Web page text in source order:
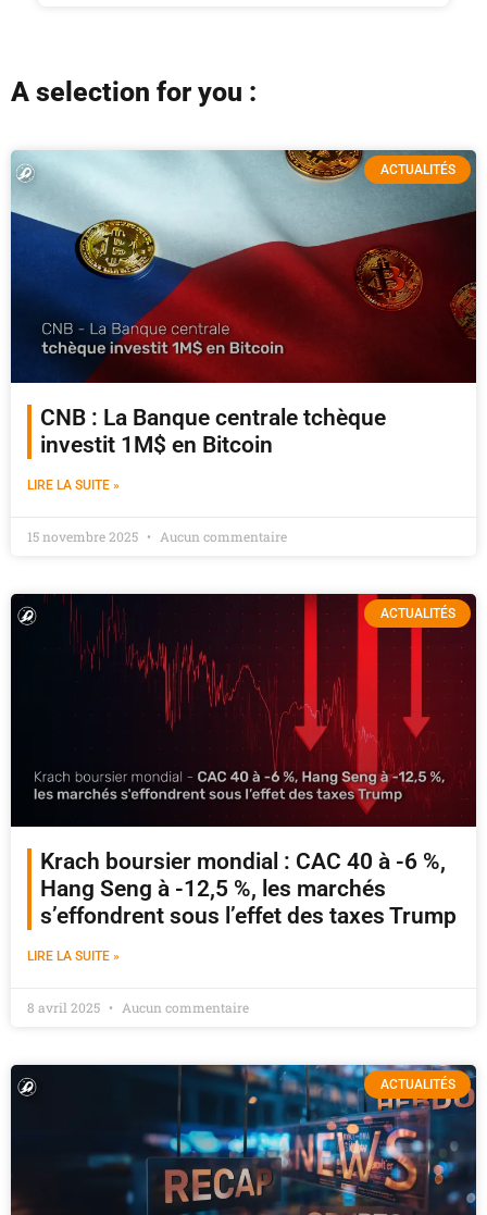
A selection for you :
ACTUALITÉS
CNB : La Banque centrale tchèque
investit 1M$ en Bitcoin
LIRE LA SUITE »
15 novembre 2025 Aucun commentaire
ACTUALITÉS
Krach boursier mondial : CAC 40 à -6 %,
Hang Seng à -12,5 %, les marchés
s’effondrent sous l’effet des taxes Trump
LIRE LA SUITE »
8 avril 2025 Aucun commentaire
ACTUALITÉS